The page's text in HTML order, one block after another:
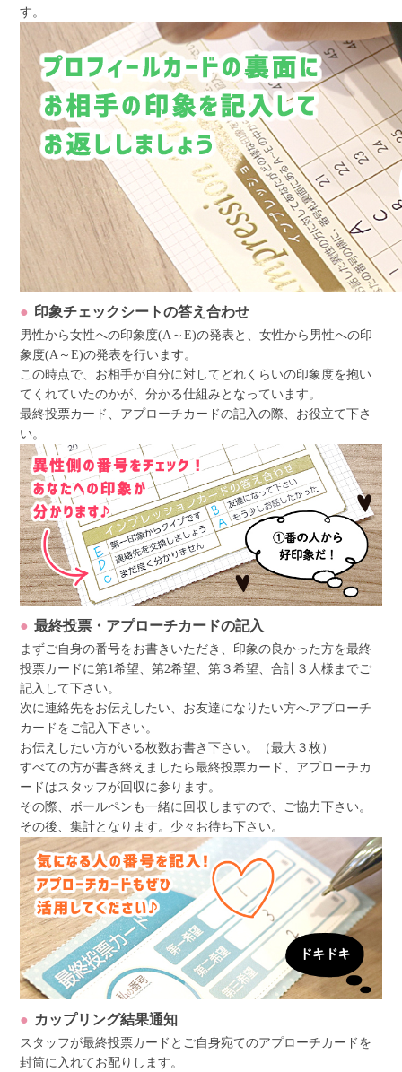
す。
印象チェックシートの答え合わせ
男性から女性への印象度(A～E)の発表と、女性から男性への印
象度(A～E)の発表を行います。
この時点で、お相手が自分に対してどれくらいの印象度を抱い
てくれていたのかが、分かる仕組みとなっています。
最終投票カード、アプローチカードの記入の際、お役立て下さ
い。
最終投票・アプローチカードの記入
まずご自身の番号をお書きいただき、印象の良かった方を最終
投票カードに第1希望、第2希望、第３希望、合計３人様までご
記入して下さい。
次に連絡先をお伝えしたい、お友達になりたい方へアプローチ
カードをご記入下さい。
お伝えしたい方がいる枚数お書き下さい。（最大３枚）
すべての方が書き終えましたら最終投票カード、アプローチカ
ードはスタッフが回収に参ります。
その際、ボールペンも一緒に回収しますので、ご協力下さい。
その後、集計となります。少々お待ち下さい。
カップリング結果通知
スタッフが最終投票カードとご自身宛てのアプローチカードを
封筒に入れてお配りします。